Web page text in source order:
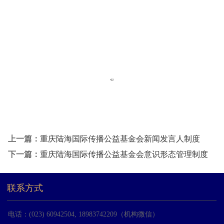
上一篇： 重庆陆海国际传播公益基金会新闻发言人制度
下一篇： 重庆陆海国际传播公益基金会意识形态管理制度
联系方式
电话：(023) 60942504, 18983742209（机构微信）